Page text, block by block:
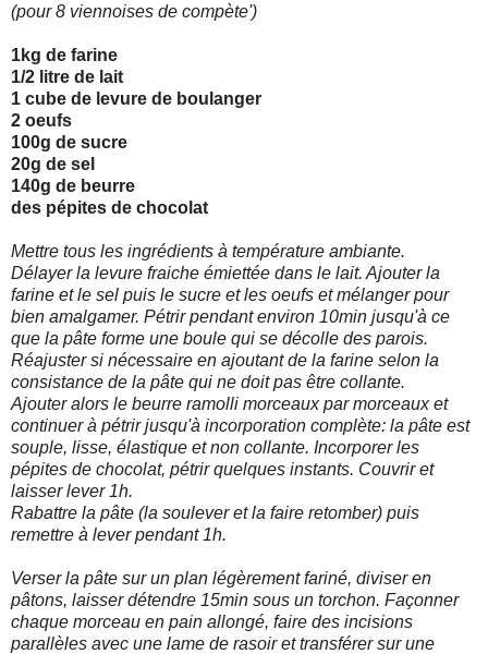
(pour 8 viennoises de compète')
1kg de farine
1/2 litre de lait
1 cube de levure de boulanger
2 oeufs
100g de sucre
20g de sel
140g de beurre
des pépites de chocolat
Mettre tous les ingrédients à température ambiante.
Délayer la levure fraiche émiettée dans le lait. Ajouter la
farine et le sel puis le sucre et les oeufs et mélanger pour
bien amalgamer. Pétrir pendant environ 10min jusqu'à ce
que la pâte forme une boule qui se décolle des parois.
Réajuster si nécessaire en ajoutant de la farine selon la
consistance de la pâte qui ne doit pas être collante.
Ajouter alors le beurre ramolli morceaux par morceaux et
continuer à pétrir jusqu'à incorporation complète: la pâte est
souple, lisse, élastique et non collante. Incorporer les
pépites de chocolat, pétrir quelques instants. Couvrir et
laisser lever 1h.
Rabattre la pâte (la soulever et la faire retomber) puis
remettre à lever pendant 1h.
Verser la pâte sur un plan légèrement fariné, diviser en
pâtons, laisser détendre 15min sous un torchon. Façonner
chaque morceau en pain allongé, faire des incisions
parallèles avec une lame de rasoir et transférer sur une